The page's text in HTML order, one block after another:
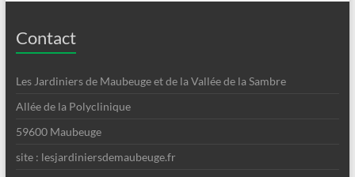
Contact
Les Jardiniers de Maubeuge et de la Vallée de la Sambre
Allée de la Polyclinique
59600 Maubeuge
site : lesjardiniersdemaubeuge.fr